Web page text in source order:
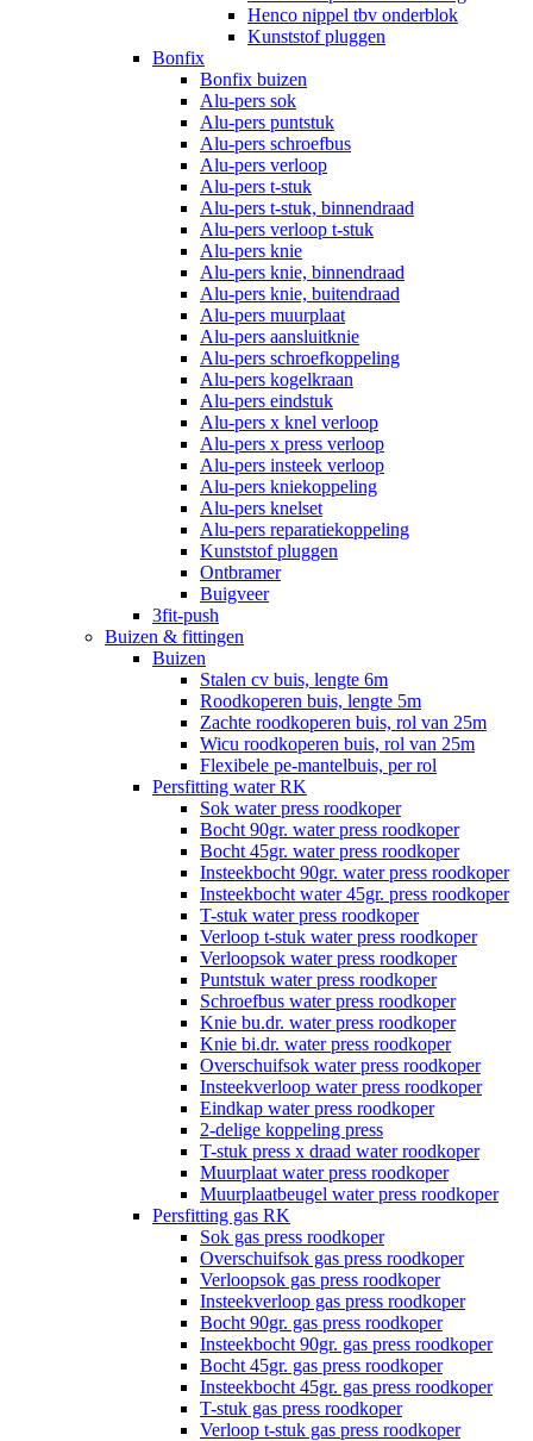
Henco nippel tbv onderblok
Kunststof pluggen
Bonfix
Bonfix buizen
Alu-pers sok
Alu-pers puntstuk
Alu-pers schroefbus
Alu-pers verloop
Alu-pers t-stuk
Alu-pers t-stuk, binnendraad
Alu-pers verloop t-stuk
Alu-pers knie
Alu-pers knie, binnendraad
Alu-pers knie, buitendraad
Alu-pers muurplaat
Alu-pers aansluitknie
Alu-pers schroefkoppeling
Alu-pers kogelkraan
Alu-pers eindstuk
Alu-pers x knel verloop
Alu-pers x press verloop
Alu-pers insteek verloop
Alu-pers kniekoppeling
Alu-pers knelset
Alu-pers reparatiekoppeling
Kunststof pluggen
Ontbramer
Buigveer
3fit-push
Buizen & fittingen
Buizen
Stalen cv buis, lengte 6m
Roodkoperen buis, lengte 5m
Zachte roodkoperen buis, rol van 25m
Wicu roodkoperen buis, rol van 25m
Flexibele pe-mantelbuis, per rol
Persfitting water RK
Sok water press roodkoper
Bocht 90gr. water press roodkoper
Bocht 45gr. water press roodkoper
Insteekbocht 90gr. water press roodkoper
Insteekbocht water 45gr. press roodkoper
T-stuk water press roodkoper
Verloop t-stuk water press roodkoper
Verloopsok water press roodkoper
Puntstuk water press roodkoper
Schroefbus water press roodkoper
Knie bu.dr. water press roodkoper
Knie bi.dr. water press roodkoper
Overschuifsok water press roodkoper
Insteekverloop water press roodkoper
Eindkap water press roodkoper
2-delige koppeling press
T-stuk press x draad water roodkoper
Muurplaat water press roodkoper
Muurplaatbeugel water press roodkoper
Persfitting gas RK
Sok gas press roodkoper
Overschuifsok gas press roodkoper
Verloopsok gas press roodkoper
Insteekverloop gas press roodkoper
Bocht 90gr. gas press roodkoper
Insteekbocht 90gr. gas press roodkoper
Bocht 45gr. gas press roodkoper
Insteekbocht 45gr. gas press roodkoper
T-stuk gas press roodkoper
Verloop t-stuk gas press roodkoper